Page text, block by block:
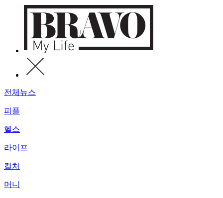
전체뉴스
피플
헬스
라이프
컬처
머니